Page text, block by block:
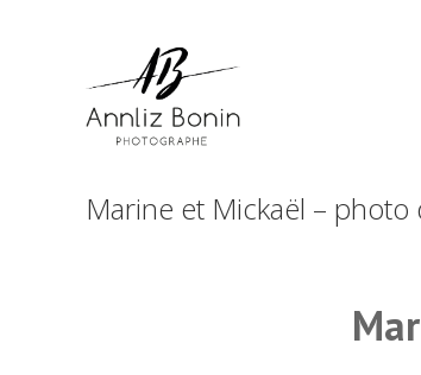
Marine et Mickaël –